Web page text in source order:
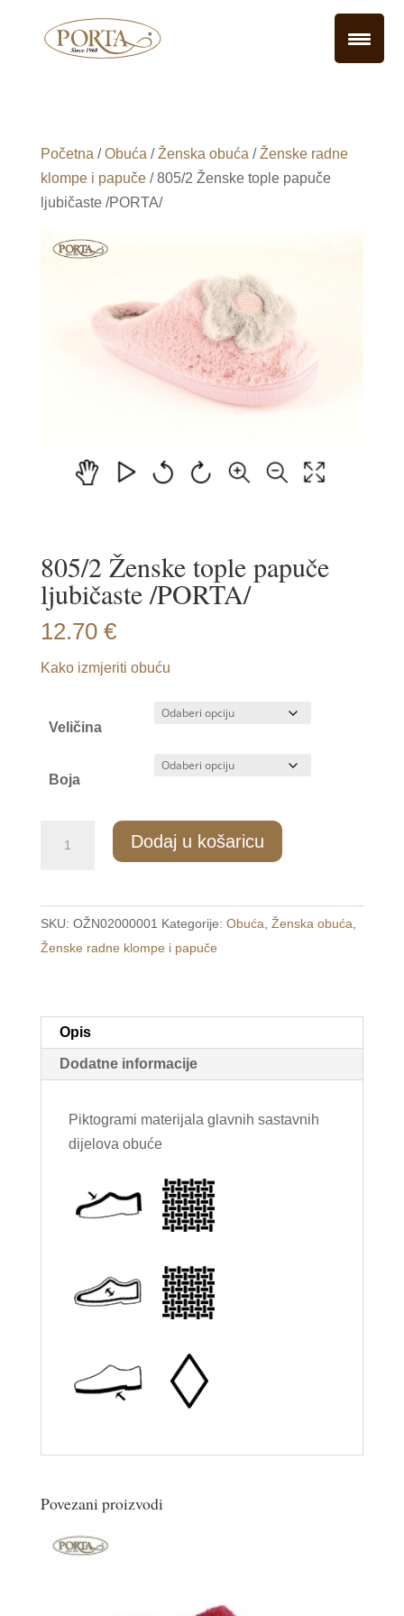
Početna /Obuća /Ženska obuća /Ženske radne
klompe i papuče/ 805/2 Ženske tople papuče
ljubičaste /PORTA/
805/2 Ženske tople papuče
ljubičaste /PORTA/
12.70 €
Kako izmjeriti obuću
Veličina
Boja
papuče
ljubičaste
/PORTA/
Dodaj u košaricu
SKU: OŽN02000001 Kategorije: Obuća Ženska obuća
Ženske radne klompe i papuče
Opis
Dodatne informacije
Piktogrami materijala glavnih sastavnih
dijelova obuće
Povezani proizvodi